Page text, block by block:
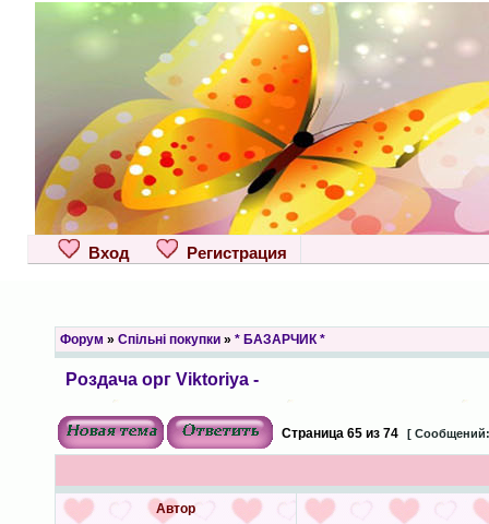
Вход Регистрация
Форум » Спільні покупки» * БАЗАРЧИК *
Роздача орг Viktoriya -
Страница 65из 74 [
Автор